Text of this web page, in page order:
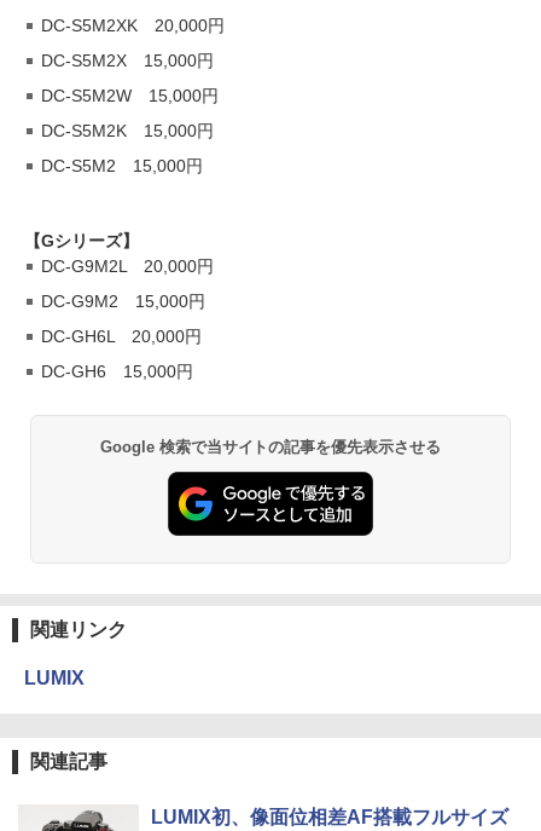
DC-S5M2XK 20,000円
DC-S5M2X 15,000円
DC-S5M2W 15,000円
DC-S5M2K 15,000円
DC-S5M2 15,000円
【Gシリーズ】
DC-G9M2L 20,000円
DC-G9M2 15,000円
DC-GH6L 20,000円
DC-GH6 15,000円
Google 検索で当サイトの記事を優先表示させる
関連リンク
LUMIX
関連記事
LUMIX初、像面位相差AF搭載フルサイズ